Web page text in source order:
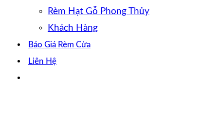
Rèm Hạt Gỗ Phong Thủy
Khách Hàng
Báo Giá Rèm Cửa
Liên Hệ